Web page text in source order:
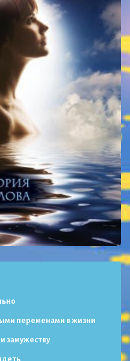
переменами в жизни
замужеству